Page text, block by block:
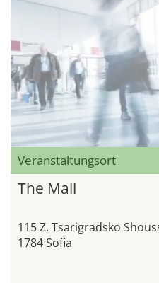
Veranstaltungsort
The Mall
115 Z, Tsarigradsko
1784 Sofia